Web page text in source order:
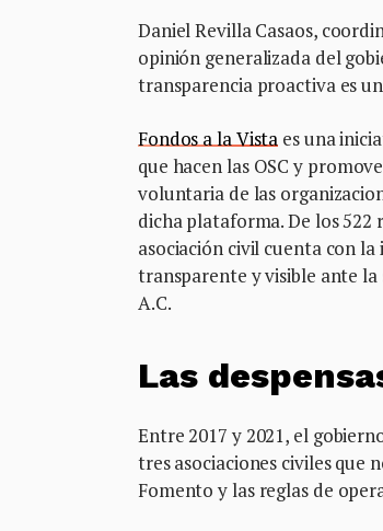
Daniel Revilla Casaos,
opinión generalizada del
transparencia proactiva es
Fondos a la Vista es una
que hacen las OSC y
voluntaria de las
dicha plataforma. De los 522
asociación civil cuenta con la
transparente y visible ante la
A.C.
Las
Entre 2017 y 2021, el
tres asociaciones civiles que
Fomento y las reglas de